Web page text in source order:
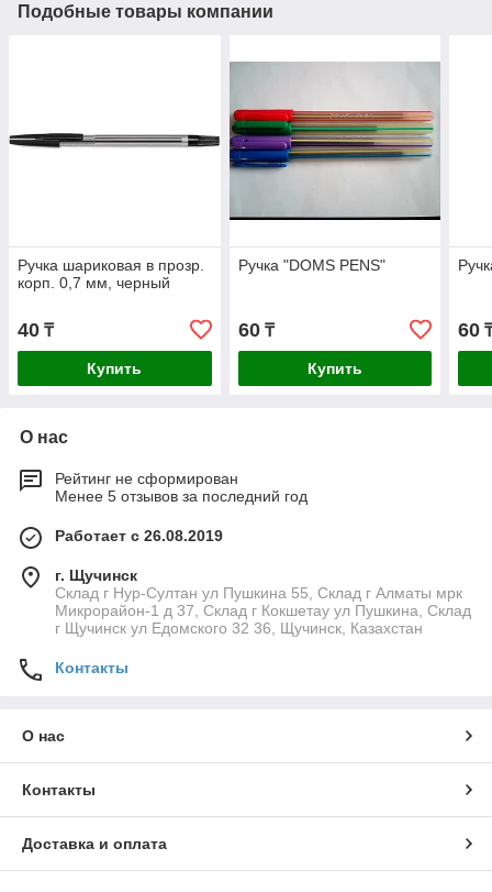
Подобные товары компании
Ручка шариковая в прозр.
корп. 0,7 мм, черный
40 ₸
Купить
Ручка "DOMS PENS"
60₸
Купить
60
О нас
Рейтинг не сформирован
Менее 5 отзывов за последний год
Работает с 26.08.2019
г. Щучинск
Склад г Нур-Султан ул Пушкина 55, Склад г Алматы мрк
Микрорайон-1 д 37, Склад г Кокшетау ул Пушкина, Склад
г Щучинск ул Едомского 32 36, Щучинск, Казахстан
Контакты
О нас
Контакты
Доставка и оплата